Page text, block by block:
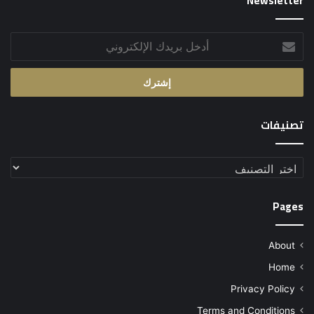
بريدك
الإلكتروني
تصنيفات
تصنيفات
Pages
About
Home
Privacy Policy
Terms and Conditions